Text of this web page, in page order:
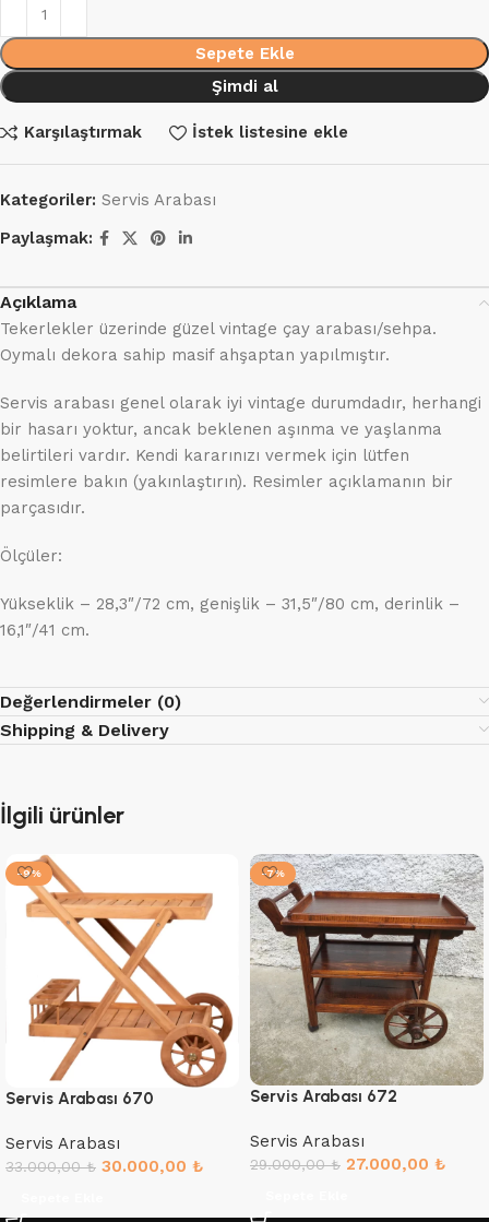
Sepete Ekle
Şimdi al
Karşılaştırmak İstek listesine ekle
Kategoriler: Servis Arabası
Paylaşmak:
Açıklama
Tekerlekler üzerinde güzel vintage çay arabası/sehpa.
Oymalı dekora sahip masif ahşaptan yapılmıştır.
Servis arabası genel olarak iyi vintage durumdadır, herhangi
bir hasarı yoktur, ancak beklenen aşınma ve yaşlanma
belirtileri vardır. Kendi kararınızı vermek için lütfen
resimlere bakın (yakınlaştırın). Resimler açıklamanın bir
parçasıdır.
Ölçüler:
Yükseklik – 28,3″/72 cm, genişlik – 31,5″/80 cm, derinlik –
16,1″/41 cm.
Değerlendirmeler (0)
Shipping & Delivery
İlgili ürünler
-9%
Servis Arabası 670
Servis Arabası
33.000,00₺ 30.000,00 ₺
-7%
Servis Arabası 672
Servis Arabası
29.000,00₺ 27.000,00 ₺